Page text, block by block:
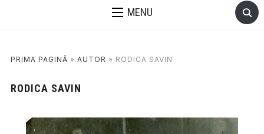
MENU
PRIMA PAGINĂ » AUTOR » RODICA SAVIN
RODICA SAVIN